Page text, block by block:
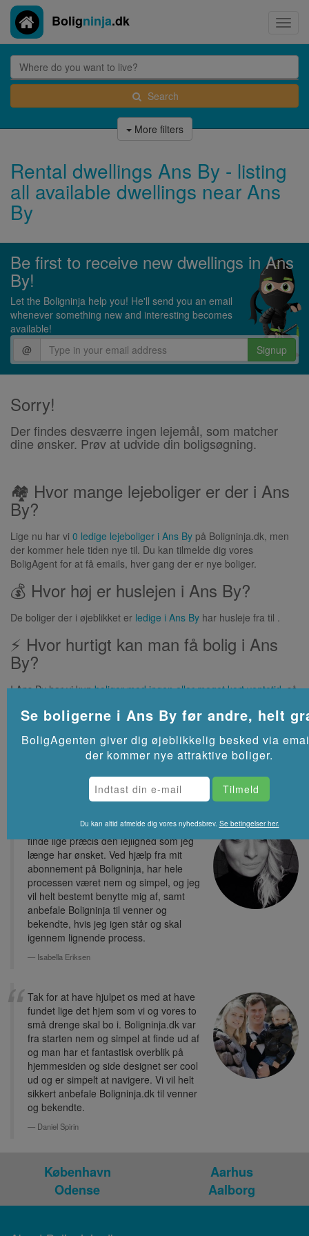
Boligninja.dk
Search
More filters
Rental dwellings Ans By - listing
all available dwellings near Ans
By
Be first to receive new dwellings in Ans
By!
Let the Boligninja help you! He'll send you an email
whenever something new and interesting becomes
available!
@
Signup
Sorry!
Der findes desværre ingen lejemål, som matcher
dine ønsker. Prøv at udvide din boligsøgning.
🏘 Hvor mange lejeboliger er der i Ans
By?
Lige nu har vi 0 ledige lejeboliger i Ans By på Boligninja.dk, men
der kommer hele tiden nye til. Du kan tilmelde dig vores
BoligAgent for at få emails, hver gang der er nye boliger.
💰 Hvor høj er huslejen i Ans By?
De boliger der i øjeblikket er ledige i Ans By har husleje fra til .
⚡ Hvor hurtigt kan man få bolig i Ans
By?
I Ans By har vi kunboliger med ingen eller meget kort ventetid, så
måneder.
Tak for at have hjulpet mig med, at
finde lige præcis den lejlighed som jeg
længe har ønsket. Ved hjælp fra mit
abonnement på Boligninja, har hele
processen været nem og simpel, og jeg
vil helt bestemt benytte mig af, samt
anbefale Boligninja til venner og
bekendte, hvis jeg igen står og skal
igennem lignende process.
Isabella Eriksen
Tak for at have hjulpet os med at have
fundet lige det hjem som vi og vores to
små drenge skal bo i. Boligninja.dk var
fra starten nem og simpel at finde ud af
og man har et fantastisk overblik på
hjemmesiden og side designet ser cool
ud og er simpelt at navigere. Vi vil helt
sikkert anbefale Boligninja.dk til venner
og bekendte.
Daniel Spirin
København
Aarhus
Odense
Aalborg
Se boligerne i Ans By før andre, helt
BoligAgenten giver dig øjeblikkelig besked via
der kommer nye attraktive boliger.
Du kan altid afmelde dig vores nyhedsbrev. Se betingelser her.